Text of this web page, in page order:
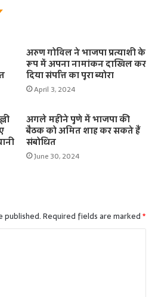
अरुण गोविल ने भाजपा प्रत्याशी के
रूप में अपना नामांकन दाखिल कर
दिया संपत्ति का पूरा ब्योरा
April 3, 2024
अगले महीने पुणे में भाजपा की
बैठक को अमित शाह कर सकते हैं
संबोधित
June 30, 2024
published.Required fields are marked*